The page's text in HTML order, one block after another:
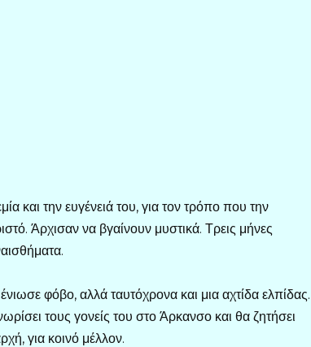
και την ευγένειά του, για τον τρόπο που την
Άρχισαν να βγαίνουν μυστικά. Τρεις μήνες
φόβο, αλλά ταυτόχρονα και μια αχτίδα ελπίδας.
τους γονείς του στο Άρκανσο και θα ζητήσει
για κοινό μέλλον.